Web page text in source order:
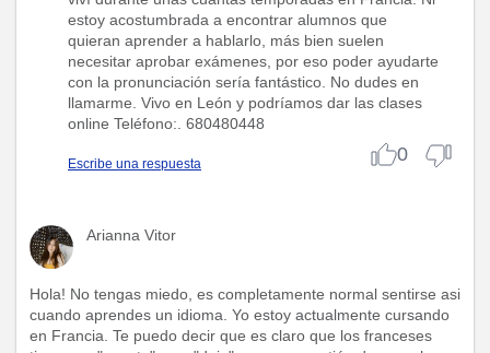
estoy acostumbrada a encontrar alumnos que
quieran aprender a hablarlo, más bien suelen
necesitar aprobar exámenes, por eso poder ayudarte
con la pronunciación sería fantástico. No dudes en
llamarme. Vivo en León y podríamos dar las clases
online Teléfono:. 680480448
Escribe una respuesta 0
Arianna Vitor
Hola! No tengas miedo, es completamente normal sentirse asi
cuando aprendes un idioma. Yo estoy actualmente cursando
en Francia. Te puedo decir que es claro que los franceses